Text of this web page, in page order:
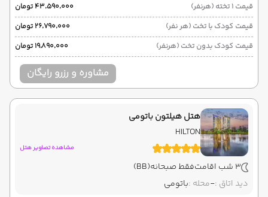
قیمت 1 تخته (هرنفر)
۴۳٬۵۹۰٬۰۰۰ تومان
قیمت کودک با تخت (هر نفر)
۲۶٬۷۹۰٬۰۰۰ تومان
قیمت کودک بدون تخت (هرنفر)
۱۹٬۸۹۰٬۰۰۰ تومان
مشاوره و رزرو رایگان
هتل هیلتون باتومی
HILTON
مشاهده تصاویر هتل
3 شب اقامت فقط صبحانه(BB)
دید اتاق :-محله :باتومی